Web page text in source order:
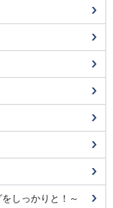
しっかりと！～